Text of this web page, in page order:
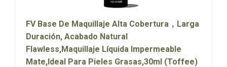
FV Base De Maquillaje Alta Cobertura，Larga
Duración, Acabado Natural
Flawless,Maquillaje Líquida Impermeable
Mate,Ideal Para Pieles Grasas,30ml (Toffee)